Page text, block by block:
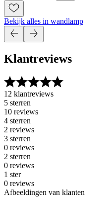
Bekijk alles in wandlamp
Klantreviews
12 klantreviews
5 sterren
10 reviews
4 sterren
2 reviews
3 sterren
0 reviews
2 sterren
0 reviews
1 ster
0 reviews
Afbeeldingen van klanten